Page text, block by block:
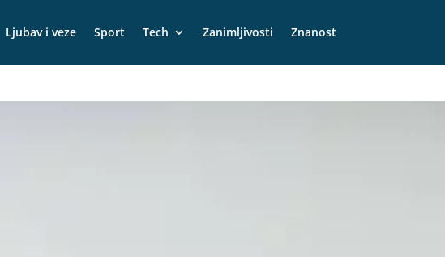
Ljubav i veze Sport Tech Zanimljivosti Znanost